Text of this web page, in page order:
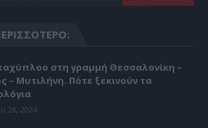
στη γραμμή Θεσσαλονίκη –
– Μυτιλήνη. Πότε ξεκινούν τα
26, 2024